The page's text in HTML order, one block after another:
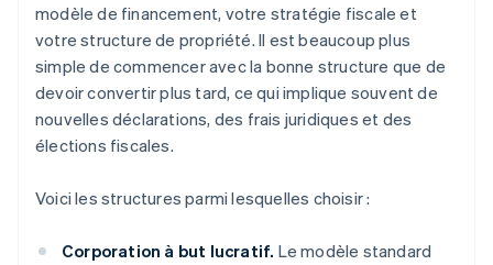
modèle de financement, votre stratégie fiscale et
votre structure de propriété. Il est beaucoup plus
simple de commencer avec la bonne structure que de
devoir convertir plus tard, ce qui implique souvent de
nouvelles déclarations, des frais juridiques et des
élections fiscales.
Voici les structures parmi lesquelles choisir :
Corporation à but lucratif. Le modèle standard